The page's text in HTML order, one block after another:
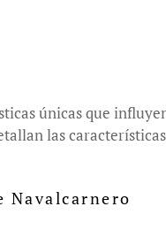
únicas que
las
Navalcarnero